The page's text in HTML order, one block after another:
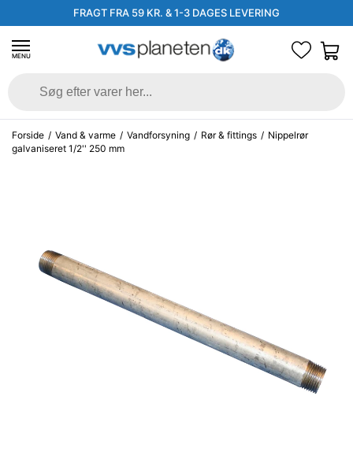
FRAGT FRA 59 KR. & 1-3 DAGES LEVERING
MENU
Forside / Vand & varme / Vandforsyning / Rør & fittings / Nippelrør
galvaniseret 1/2'' 250 mm